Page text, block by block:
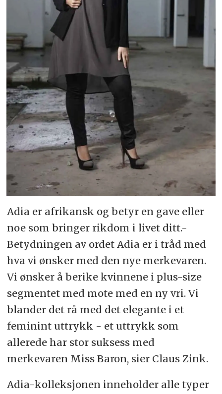
Adia er afrikansk og betyr en gave eller
noe som bringer rikdom i livet ditt.-
Betydningen av ordet Adia er i tråd med
hva vi ønsker med den nye merkevaren.
Vi ønsker å berike kvinnene i plus-size
segmentet med mote med en ny vri. Vi
blander det rå med det elegante i et
feminint uttrykk - et uttrykk som
allerede har stor suksess med
merkevaren Miss Baron, sier Claus Zink.
Adia-kolleksjonen inneholder alle typer